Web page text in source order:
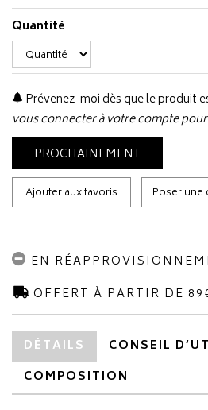
Quantité
Prévenez-moi dès que le produit
vous connecter à votre compte
PROCHAINEMENT
Ajouter aux favoris Poser une
EN
OFFERT À PARTIR DE
DÉTAILS
CONSEIL
COMPOSITION